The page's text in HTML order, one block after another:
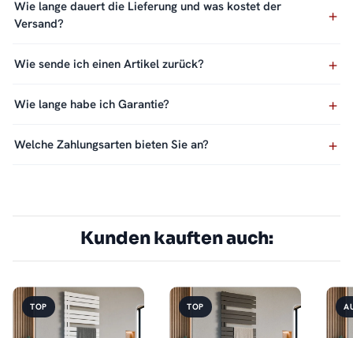
Wie lange dauert die Lieferung und was kostet der
Versand?
Wie sende ich einen Artikel zurück?
Wie lange habe ich Garantie?
Welche Zahlungsarten bieten Sie an?
Kunden kauften auch:
TOP TOP